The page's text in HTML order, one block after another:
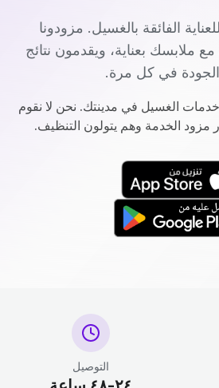
الفائقة بالغسيل. مزودونا
ملابسك بعناية، ويقدمون نتائج
الجودة في كل مرة.
الغسيل في مدينتك. نحن لا نقوم
مزود الخدمة وهم يتولون التنظيف.
التوصيل